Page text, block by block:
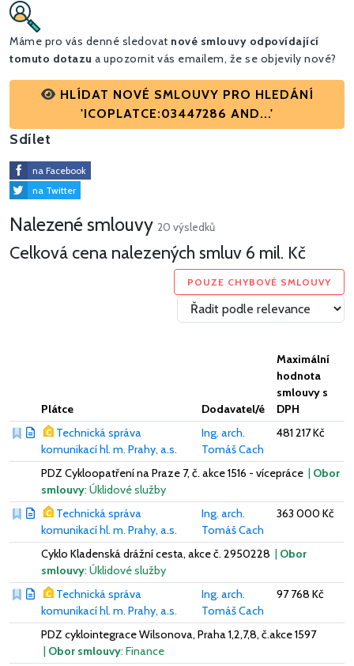
Máme pro vás denné sledovat nové smlouvy odpovídající
tomuto dotazu a upozornit vás emailem, že se objevily nové?
HLÍDAT NOVÉ SMLOUVY PRO HLEDÁNÍ
'ICOPLATCE:03447286 AND...'
Sdílet
na Facebook
na Twitter
Nalezené smlouvy 20 výsledků
Celková cena nalezených smluv 6 mil. Kč
POUZE CHYBOVÉ SMLOUVY
Plátce Dodavatel/é
Maximální
hodnota
smlouvy s
DPH
Technická správa
komunikací hl. m. Prahy, a.s.
Ing. arch.
Tomáš Cach
481 217 Kč
PDZ Cykloopatření na Praze 7, č. akce 1516 - vícepráce | Obor
smlouvy: Úklidové služby
Technická správa
komunikací hl. m. Prahy, a.s.
Ing. arch.
Tomáš Cach
363 000 Kč
Cyklo Kladenská drážní cesta, akce č. 2950228 | Obor
smlouvy: Úklidové služby
Technická správa
komunikací hl. m. Prahy, a.s.
Ing. arch.
Tomáš Cach
97 768 Kč
PDZ cyklointegrace Wilsonova, Praha 1,2,7,8, č.akce 1597
| Obor smlouvy: Finance